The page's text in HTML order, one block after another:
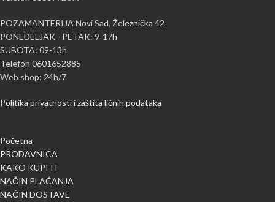
POZAMANTERIJA Novi Sad, Železnička 42
PONEDELJAK - PETAK: 9-17h
SUBOTA: 09-13h
Telefon 0601652885
Web shop: 24h/7
Politika privatnosti i zaštita ličnih podataka
Početna
PRODAVNICA
KAKO KUPITI
NAČIN PLAĆANJA
NAČIN DOSTAVE